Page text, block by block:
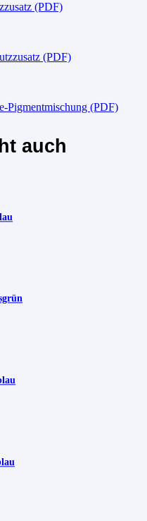
(PDF)
(PDF)
Pigmentmischung (PDF)
auch